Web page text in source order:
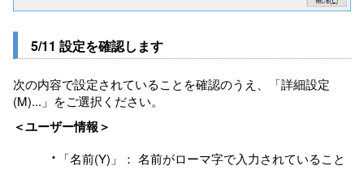
5/11 設定を確認します
次の内容で設定されていることを確認のうえ、「詳細設定
(M)...」をご選択ください。
＜ユーザー情報＞
「名前(Y)」： 名前がローマ字で入力されていること